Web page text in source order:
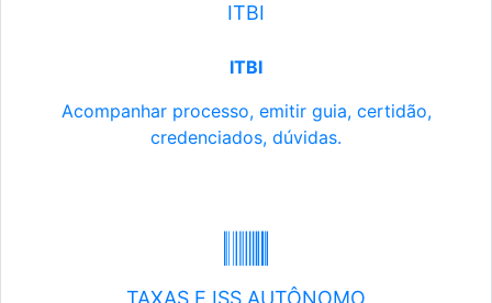
ITBI
ITBI
Acompanhar processo, emitir guia, certidão,
credenciados, dúvidas.
TAXAS E ISS AUTÔNOMO